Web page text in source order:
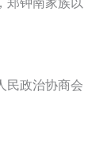
民政治协商会